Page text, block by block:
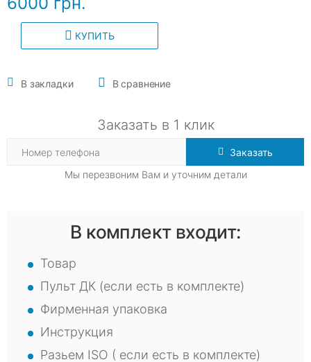
КУПИТЬ
В закладки В сравнение
Заказать в 1 клик
Заказать
Мы перезвоним Вам и уточним детали
В комплект входит:
Товар
Пульт ДК (если есть в комплекте)
Фирменная упаковка
Инструкция
Разьем ISO ( если есть в комплекте)